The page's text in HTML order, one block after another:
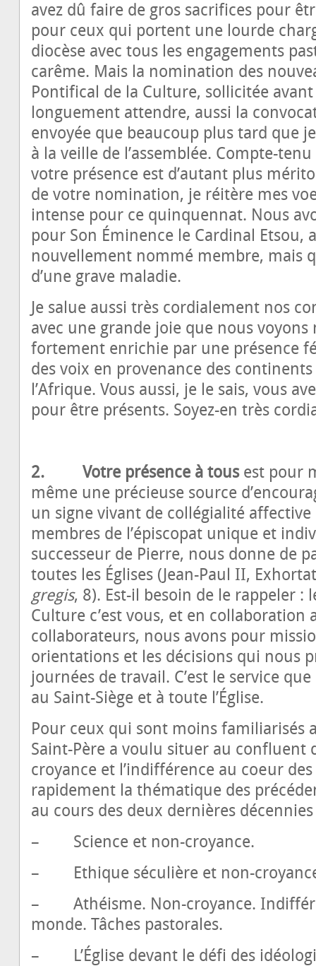
avez dû faire de gros sacrifices pour
pour ceux qui portent une lourde
diocèse avec tous les engagements
carême. Mais la nomination des
Pontifical de la Culture, sollicitée avant
longuement attendre, aussi la
envoyée que beaucoup plus tard que
à la veille de l’assemblée. Compte-
votre présence est d’autant plus
de votre nomination, je réitère mes
intense pour ce quinquennat. Nous
pour Son Éminence le Cardinal Etsou,
nouvellement nommé membre, mais
d’une grave maladie.
Je salue aussi très cordialement nos
avec une grande joie que nous voyons
fortement enrichie par une présence
des voix en provenance des continents
l’Afrique. Vous aussi, je le sais, vous
pour être présents. Soyez-en très
2. Votre présence à tous est pour
même une précieuse source
un signe vivant de collégialité
membres de l’épiscopat unique et
successeur de Pierre, nous donne de
toutes les Églises (Jean-Paul II,
gregis, 8). Est-il besoin de le rappeler :
Culture c’est vous, et en collaboration
collaborateurs, nous avons pour
orientations et les décisions qui nous
journées de travail. C’est le service
au Saint-Siège et à toute l’Église.
Pour ceux qui sont moins familiarisés
Saint-Père a voulu situer au confluent
croyance et l’indifférence au cœur des
rapidement la thématique des
au cours des deux dernières
– Science et non-croyance.
– Ethique séculière et non-
– Athéisme. Non-croyance.
monde. Tâches pastorales.
– L’Église devant le défi des